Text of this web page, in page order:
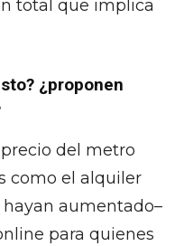
total que implica
¿proponen
del metro
como el alquiler
aumentado–
para quienes